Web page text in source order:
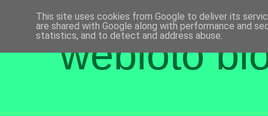
webloto
This site uses cookies from Google to deliver its
are shared with Google along with performance and
statistics, and to detect and address abuse.